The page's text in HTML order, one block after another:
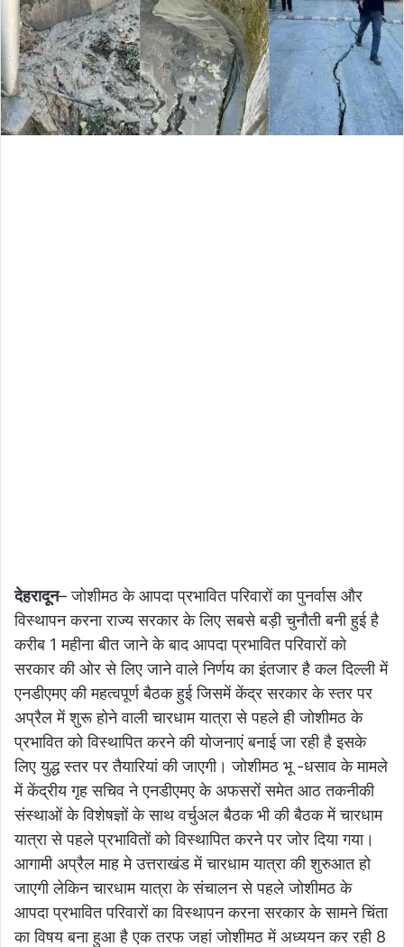
a
i
l
देहरादून– जोशीमठ के आपदा प्रभावित परिवारों का पुनर्वास और
विस्थापन करना राज्य सरकार के लिए सबसे बड़ी चुनौती बनी हुई है
करीब 1 महीना बीत जाने के बाद आपदा प्रभावित परिवारों को
सरकार की ओर से लिए जाने वाले निर्णय का इंतजार है कल दिल्ली में
एनडीएमए की महत्वपूर्ण बैठक हुई जिसमें केंद्र सरकार के स्तर पर
अप्रैल में शुरू होने वाली चारधाम यात्रा से पहले ही जोशीमठ के
प्रभावित को विस्थापित करने की योजनाएं बनाई जा रही है इसके
लिए युद्ध स्तर पर तैयारियां की जाएगी। जोशीमठ भू -धसाव के मामले
में केंद्रीय गृह सचिव ने एनडीएमए के अफसरों समेत आठ तकनीकी
संस्थाओं के विशेषज्ञों के साथ वर्चुअल बैठक भी की बैठक में चारधाम
यात्रा से पहले प्रभावितों को विस्थापित करने पर जोर दिया गया।
आगामी अप्रैल माह मे उत्तराखंड में चारधाम यात्रा की शुरुआत हो
जाएगी लेकिन चारधाम यात्रा के संचालन से पहले जोशीमठ के
आपदा प्रभावित परिवारों का विस्थापन करना सरकार के सामने चिंता
का विषय बना हुआ है एक तरफ जहां जोशीमठ में अध्ययन कर रही 8